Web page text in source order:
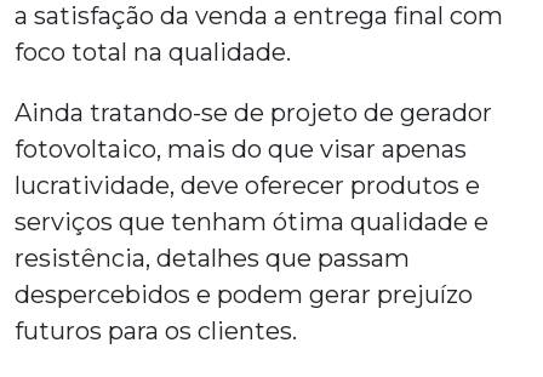
a satisfação da venda a entrega final com
foco total na qualidade.
Ainda tratando-se de projeto de gerador
fotovoltaico, mais do que visar apenas
lucratividade, deve oferecer produtos e
serviços que tenham ótima qualidade e
resistência, detalhes que passam
despercebidos e podem gerar prejuízo
futuros para os clientes.